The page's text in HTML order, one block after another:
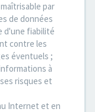
par
de données
d'une fiabilité
contre les
éventuels ;
à
risques et
Internet et en